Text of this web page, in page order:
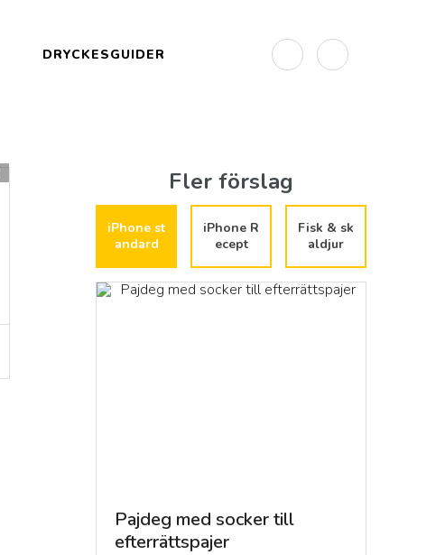
DRYCKESGUIDER
Fler förslag
iPhone st
andard
iPhone R
ecept
Fisk & sk
aldjur
Pajdeg med socker till
efterrättspajer